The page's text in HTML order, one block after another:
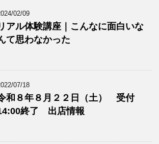
02/09
アル体験講座｜こんなに面白いな
て思わなかった
07/18
和８年８月２２日（土） 受付
終了 出店情報